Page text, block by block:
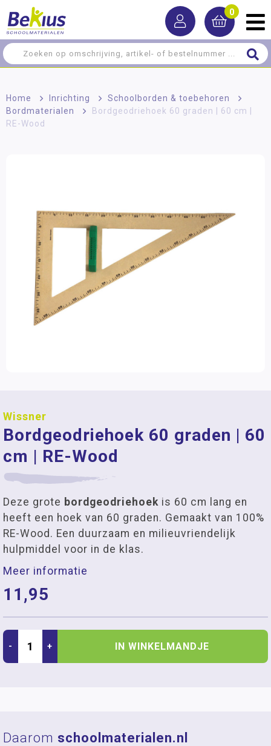
0
Home > Inrichting > Schoolborden & toebehoren
>
Bordmaterialen
>
Bordgeodriehoek 60 graden | 60 cm |
RE-Wood
Wissner
Bordgeodriehoek 60 graden | 60
cm | RE-Wood
Deze grote bordgeodriehoek is 60 cm lang en
heeft een hoek van 60 graden. Gemaakt van 100%
RE-Wood. Een duurzaam en milieuvriendelijk
hulpmiddel voor in de klas.
Meer informatie
11,95
- + IN WINKELMANDJE
Daarom schoolmaterialen.nl